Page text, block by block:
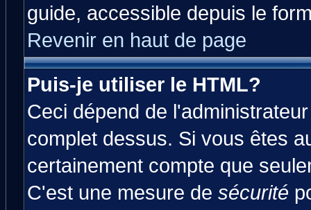
guide, accessible depuis le
Revenir en haut de page
Puis-je utiliser le HTML?
Ceci dépend de
complet dessus. Si vous êtes
certainement compte que
C'est une mesure de sécurité